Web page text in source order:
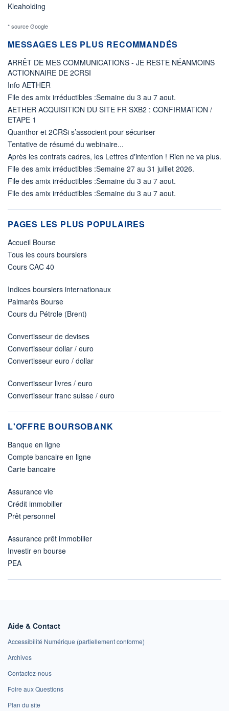
Kleaholding
* source Google
MESSAGES LES PLUS RECOMMANDÉS
ARRÊT DE MES COMMUNICATIONS - JE RESTE NÉANMOINS
ACTIONNAIRE DE 2CRSI
Info AETHER
File des amix irréductibles :Semaine du 3 au 7 aout.
AETHER ACQUISITION DU SITE FR SXB2 : CONFIRMATION /
ETAPE 1
Quanthor et 2CRSi s’associent pour sécuriser
Tentative de résumé du webinaire...
Après les contrats cadres, les Lettres d'intention ! Rien ne va plus.
File des amix irréductibles :Semaine 27 au 31 juillet 2026.
File des amix irréductibles :Semaine du 3 au 7 aout.
File des amix irréductibles :Semaine du 3 au 7 aout.
PAGES LES PLUS POPULAIRES
Accueil Bourse
Tous les cours boursiers
Cours CAC 40
Indices boursiers internationaux
Palmarès Bourse
Cours du Pétrole (Brent)
Convertisseur de devises
Convertisseur dollar / euro
Convertisseur euro / dollar
Convertisseur livres / euro
Convertisseur franc suisse / euro
L'OFFRE BOURSOBANK
Banque en ligne
Compte bancaire en ligne
Carte bancaire
Assurance vie
Crédit immobilier
Prêt personnel
Assurance prêt immobilier
Investir en bourse
PEA
Aide & Contact
Accessibilité Numérique (partiellement conforme)
Archives
Contactez-nous
Foire aux Questions
Plan du site